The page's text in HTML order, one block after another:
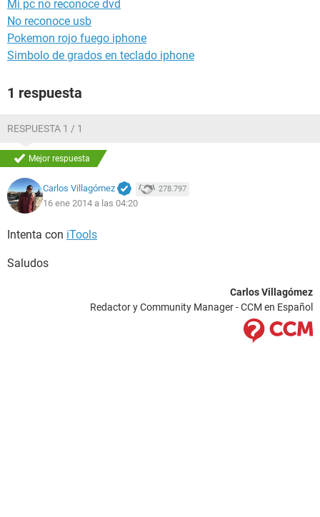
Mi pc no reconoce dvd
No reconoce usb
Pokemon rojo fuego iphone
Simbolo de grados en teclado iphone
1 respuesta
RESPUESTA 1 / 1
Mejor respuesta
Carlos Villagómez 278.797
16 ene 2014 a las 04:20
Intenta con iTools
Saludos
Carlos Villagómez
Redactor y Community Manager - CCM en Español